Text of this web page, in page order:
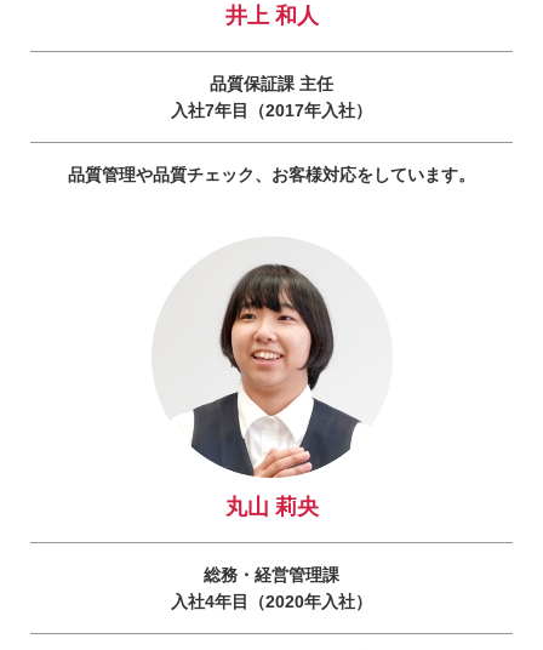
井上 和人
品質保証課 主任
入社7年目（2017年入社）
品質管理や品質チェック、お客様対応をしています。
丸山 莉央
総務・経営管理課
入社4年目（2020年入社）